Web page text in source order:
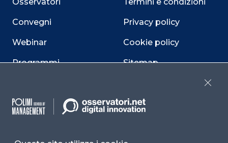
Convegni
Webinar
Programmi
Privacy policy
Cookie policy
Sitemap